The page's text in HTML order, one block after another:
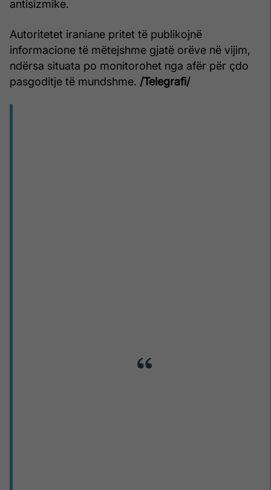
antisizmike.
Autoritetet iraniane pritet të publikojnë
informacione të mëtejshme gjatë orëve në vijim,
ndërsa situata po monitorohet nga afër për çdo
pasgoditje të mundshme. /Telegrafi/